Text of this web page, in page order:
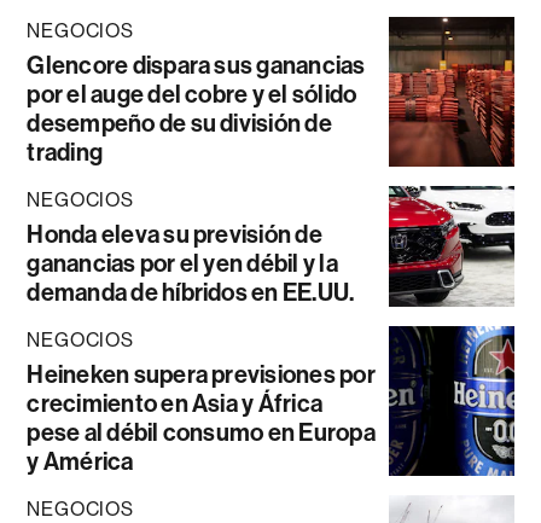
NEGOCIOS
Glencore dispara sus ganancias
por el auge del cobre y el sólido
desempeño de su división de
trading
NEGOCIOS
Honda eleva su previsión de
ganancias por el yen débil y la
demanda de híbridos en EE.UU.
NEGOCIOS
Heineken supera previsiones por
crecimiento en Asia y África
pese al débil consumo en Europa
y América
NEGOCIOS